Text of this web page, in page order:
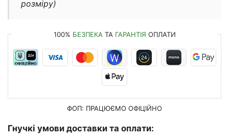
розміру)
100% БЕЗПЕКА ТА ГАРАНТІЯ ОПЛАТИ
ФОП: ПРАЦЮЄМО ОФІЦІЙНО
Гнучкі умови доставки та оплати: